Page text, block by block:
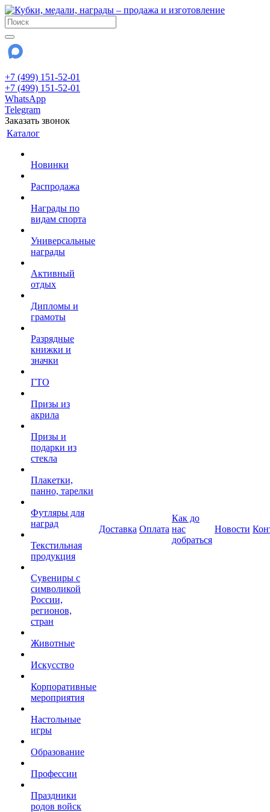
+7 (499) 151-52-01
+7 (499) 151-52-01
WhatsApp
Telegram
Заказать звонок
Каталог
Новинки
Распродажа
Награды по
видам спорта
Универсальные
награды
Активный
отдых
Дипломы и
грамоты
Разрядные
книжки и
значки
ГТО
Призы из
акрила
Призы и
подарки из
стекла
Плакетки,
панно, тарелки
Футляры для
наград
Текстильная
продукция
Сувениры с
символикой
России,
регионов,
стран
Животные
Искусство
Корпоративные
мероприятия
Настольные
игры
Образование
Профессии
Праздники
родов войск
Доставка Оплата
Как до
нас
добраться
Новости